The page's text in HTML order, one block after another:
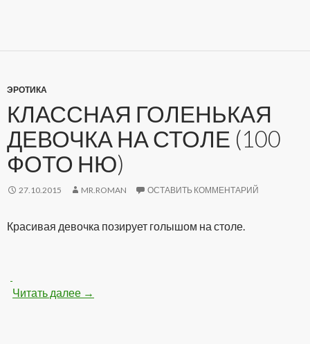
ЭРОТИКА
КЛАССНАЯ ГОЛЕНЬКАЯ
ДЕВОЧКА НА СТОЛЕ (100
ФОТО НЮ)
27.10.2015 MR.ROMAN ОСТАВИТЬ КОММЕНТАРИЙ
Красивая девочка позирует голышом на столе.
Читать далее Классная голенькая девочка на столе (100
→